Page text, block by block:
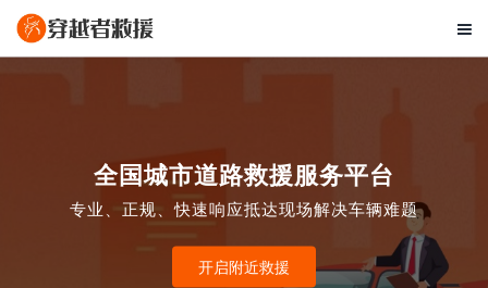

全国城市道路救援服务平台
专业、正规、快速响应抵达现场解决车辆难题
开启附近救援